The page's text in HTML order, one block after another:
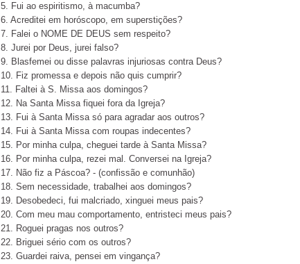
5. Fui ao espiritismo, à macumba?
6. Acreditei em horóscopo, em superstições?
7. Falei o NOME DE DEUS sem respeito?
8. Jurei por Deus, jurei falso?
9. Blasfemei ou disse palavras injuriosas contra Deus?
10. Fiz promessa e depois não quis cumprir?
11. Faltei à S. Missa aos domingos?
12. Na Santa Missa fiquei fora da Igreja?
13. Fui à Santa Missa só para agradar aos outros?
14. Fui à Santa Missa com roupas indecentes?
15. Por minha culpa, cheguei tarde à Santa Missa?
16. Por minha culpa, rezei mal. Conversei na Igreja?
17. Não fiz a Páscoa? - (confissão e comunhão)
18. Sem necessidade, trabalhei aos domingos?
19. Desobedeci, fui malcriado, xinguei meus pais?
20. Com meu mau comportamento, entristeci meus pais?
21. Roguei pragas nos outros?
22. Briguei sério com os outros?
23. Guardei raiva, pensei em vingança?